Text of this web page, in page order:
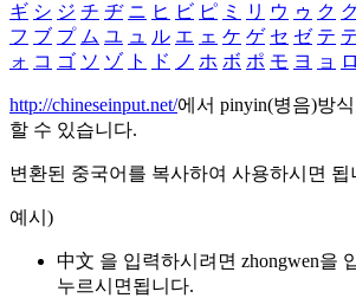
ギ シ ジ チ ヂ ニ ヒ ビ ピ ミ リ ウ ゥ ク
フ ブ プ ム ユ ュ ル エ ェ ケ ゲ セ ゼ テ
ォ コ ゴ ソ ゾ ト ド ノ ホ ボ ポ モ ヨ ョ ロ
http://chineseinput.net/에서 pinyin(병음)방
할 수 있습니다.
변환된 중국어를 복사하여 사용하시면 됩
예시)
中文 을 입력하시려면 zhongwen을
누르시면됩니다.